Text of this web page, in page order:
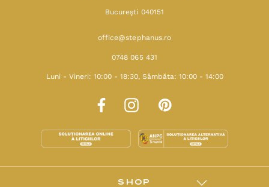
Bucureşti 040151
office@stephanus.ro
0748 065 431
Luni - Vineri: 10:00 - 18:30, Sâmbăta: 10:00 - 14:00
SHOP